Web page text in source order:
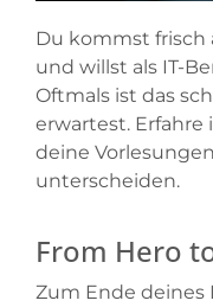
Du kommst
und willst als IT-
Oftmals ist das
erwartest. Erfahre
deine
unterscheiden.
From Hero
Zum Ende deines